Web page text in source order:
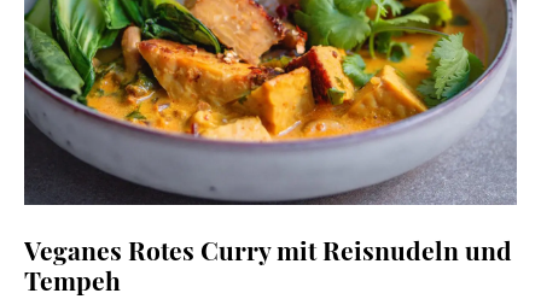
Veganes Rotes Curry mit Reisnudeln und
Tempeh